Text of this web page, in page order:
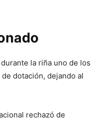
la riña uno de los
dotación, dejando al
rechazó de